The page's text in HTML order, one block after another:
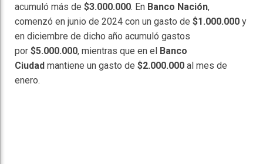
acumuló más de $3.000.000. En Banco Nación,
comenzó en junio de 2024 con un gasto de $1.000.000 y
en diciembre de dicho año acumuló gastos
por $5.000.000, mientras que en el Banco
Ciudad mantiene un gasto de $2.000.000 al mes de
enero.